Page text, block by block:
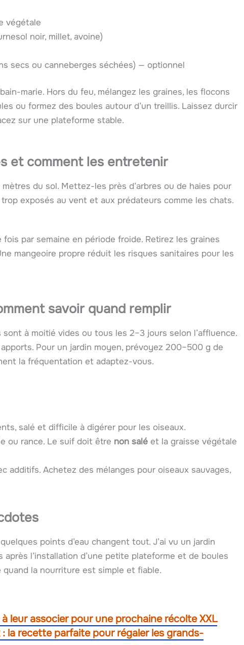
végétale
noir, millet, avoine)
secs ou canneberges séchées) — optionnel
marie. Hors du feu, mélangez les graines, les flocons
ou formez des boules autour d’un treillis. Laissez durcir
sur une plateforme stable.
et comment les entretenir
du sol. Mettez-les près d’arbres ou de haies pour
exposés au vent et aux prédateurs comme les chats.
par semaine en période froide. Retirez les graines
mangeoire propre réduit les risques sanitaires pour les
savoir quand remplir
à moitié vides ou tous les 2–3 jours selon l’affluence.
Pour un jardin moyen, prévoyez 200–500 g de
la fréquentation et adaptez-vous.
salé et difficile à digérer pour les oiseaux.
ou rance. Le suif doit être non salé et la graisse végétale
additifs. Achetez des mélanges pour oiseaux sauvages,
points d’eau changent tout. J’ai vu un jardin
l’installation d’une petite plateforme et de boules
la nourriture est simple et fiable.
leur associer pour une prochaine récolte XXL
la recette parfaite pour régaler les grands-